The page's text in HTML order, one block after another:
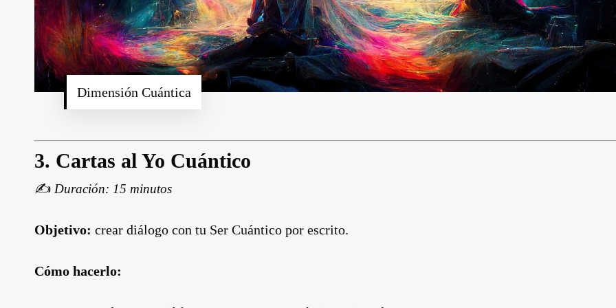
Dimensión Cuántica
3. Cartas al Yo Cuántico
✍️ Duración: 15 minutos
Objetivo: crear diálogo con tu Ser Cuántico por escrito.
Cómo hacerlo: